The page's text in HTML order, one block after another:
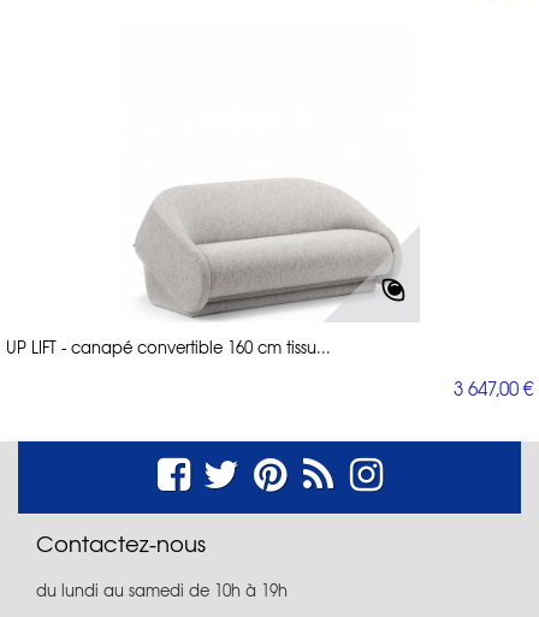
UP LIFT - canapé convertible 160 cm tissu...
3 647,00 €
Contactez-nous
du lundi au samedi de 10h à 19h